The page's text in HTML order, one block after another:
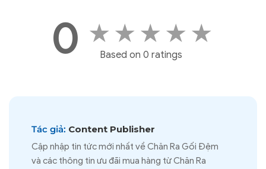
0 ★ ★ ★ ★ ★
Based on 0 ratings
Tác giả: Content Publisher
Cập nhập tin tức mới nhất về Chăn Ra Gối Đệm
và các thông tin ưu đãi mua hàng từ Chăn Ra